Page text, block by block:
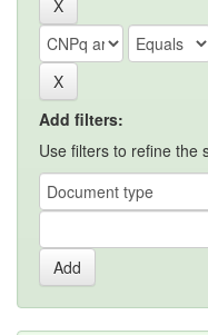
Add filters:
Use filters to refine the